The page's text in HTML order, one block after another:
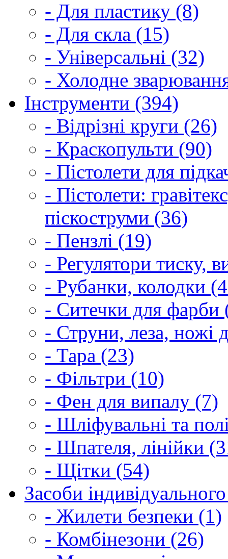
- Для пластику (8)
- Для скла (15)
- Універсальні (32)
- Холодне
Інструменти (394)
- Відрізні круги (26)
- Краскопульти (90)
- Пістолети для
- Пістолети:
піскоструми (36)
- Пензлі (19)
- Регулятори тиску,
- Рубанки, колодки
- Ситечки для фарби
- Струни, леза, ножі
- Тара (23)
- Фільтри (10)
- Фен для випалу (7)
- Шліфувальні та
- Шпателя, лінійки
- Щітки (54)
Засоби
- Жилети безпеки (1)
- Комбінезони (26)